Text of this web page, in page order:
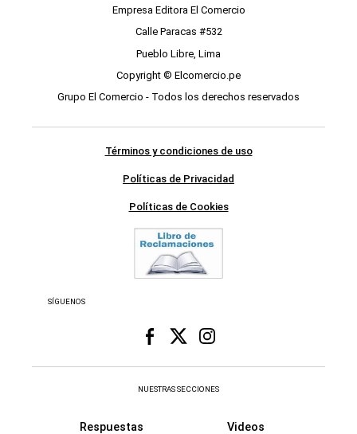
Empresa Editora El Comercio
Calle Paracas #532
Pueblo Libre, Lima
Copyright © Elcomercio.pe
Grupo El Comercio - Todos los derechos reservados
Términos y condiciones de uso
Políticas de Privacidad
Políticas de Cookies
SÍGUENOS
NUESTRAS SECCIONES
Respuestas Videos